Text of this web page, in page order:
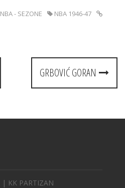
NBA - SEZONE
NBA 1946-47
GRBOVIĆ GORAN
| KK PARTIZAN